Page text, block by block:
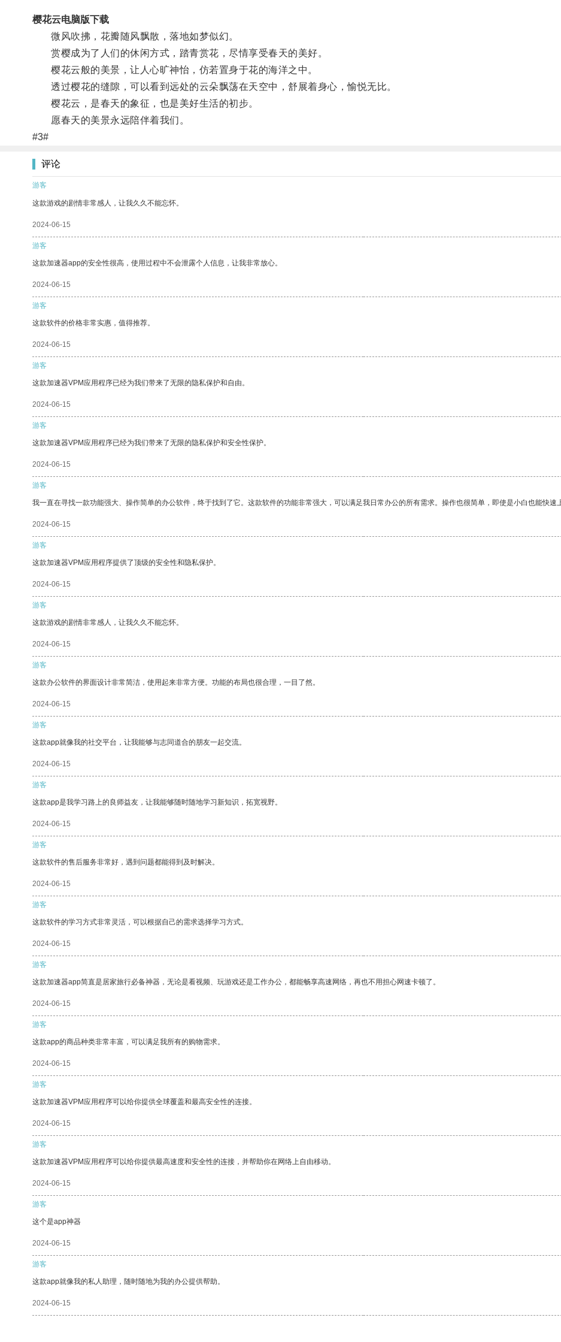
樱花云电脑版下载
微风吹拂，花瓣随风飘散，落地如梦似幻。
赏樱成为了人们的休闲方式，踏青赏花，尽情享受春天的美好。
樱花云般的美景，让人心旷神怡，仿若置身于花的海洋之中。
透过樱花的缝隙，可以看到远处的云朵飘荡在天空中，舒展着身心，愉悦无比。
樱花云，是春天的象征，也是美好生活的初步。
愿春天的美景永远陪伴着我们。
#3#
评论
游客
这款游戏的剧情非常感人，让我久久不能忘怀。
2024-06-15
游客
这款加速器app的安全性很高，使用过程中不会泄露个人信息，让我非常放心。
2024-06-15
游客
这款软件的价格非常实惠，值得推荐。
2024-06-15
游客
这款加速器VPM应用程序已经为我们带来了无限的隐私保护和自由。
2024-06-15
游客
这款加速器VPM应用程序已经为我们带来了无限的隐私保护和安全性保护。
2024-06-15
游客
我一直在寻找一款功能强大、操作简单的办公软件，终于找到了它。这款软件的功能非常强大，可以满足我日常办公的所有需求。操作也很简单，即使是小白也能快速
2024-06-15
游客
这款加速器VPM应用程序提供了顶级的安全性和隐私保护。
2024-06-15
游客
这款游戏的剧情非常感人，让我久久不能忘怀。
2024-06-15
游客
这款办公软件的界面设计非常简洁，使用起来非常方便。功能的布局也很合理，一目了然。
2024-06-15
游客
这款app就像我的社交平台，让我能够与志同道合的朋友一起交流。
2024-06-15
游客
这款app是我学习路上的良师益友，让我能够随时随地学习新知识，拓宽视野。
2024-06-15
游客
这款软件的售后服务非常好，遇到问题都能得到及时解决。
2024-06-15
游客
这款软件的学习方式非常灵活，可以根据自己的需求选择学习方式。
2024-06-15
游客
这款加速器app简直是居家旅行必备神器，无论是看视频、玩游戏还是工作办公，都能畅享高速网络，再也不用担心网速卡顿了。
2024-06-15
游客
这款app的商品种类非常丰富，可以满足我所有的购物需求。
2024-06-15
游客
这款加速器VPM应用程序可以给你提供全球覆盖和最高安全性的连接。
2024-06-15
游客
这款加速器VPM应用程序可以给你提供最高速度和安全性的连接，并帮助你在网络上自由移动。
2024-06-15
游客
这个是app神器
2024-06-15
游客
这款app就像我的私人助理，随时随地为我的办公提供帮助。
2024-06-15